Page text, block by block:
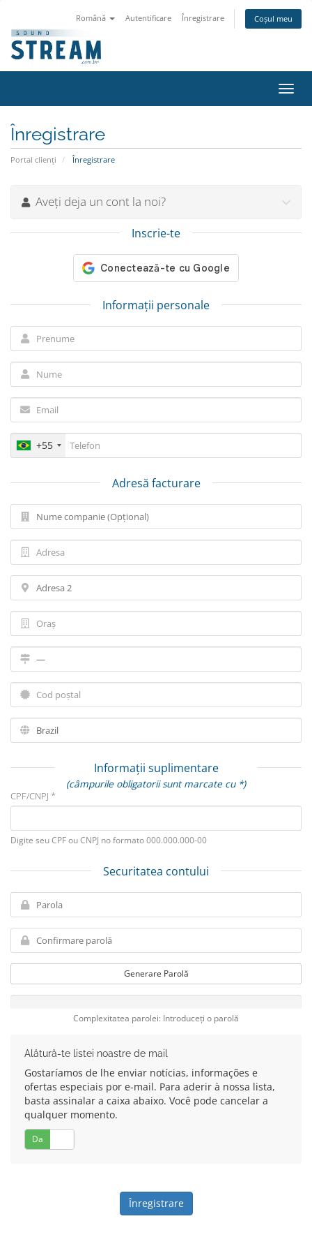
Română Autentificare Înregistrare Coșul meu
Înregistrare
Portal clienți Înregistrare
Aveți deja un cont la noi?
Inscrie-te
Informații personale
+55
Adresă facturare
Informații suplimentare
(câmpurile obligatorii sunt marcate cu *)
CPF/CNPJ *
Digite seu CPF ou CNPJ no formato 000.000.000-00
Securitatea contului
Generare Parolă
Complexitatea parolei: Introduceți o parolă
Alătură-te listei noastre de mail
Gostaríamos de lhe enviar notícias, informações e
ofertas especiais por e-mail. Para aderir à nossa lista,
basta assinalar a caixa abaixo. Você pode cancelar a
qualquer momento.
Da